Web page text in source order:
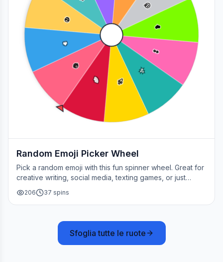
😂
🤔
✨
🚀
🌈
Random Emoji Picker Wheel
Pick a random emoji with this fun spinner wheel. Great for
creative writing, social media, texting games, or just
adding a little fun to your day.
206 37 spins
Sfoglia tutte le ruote